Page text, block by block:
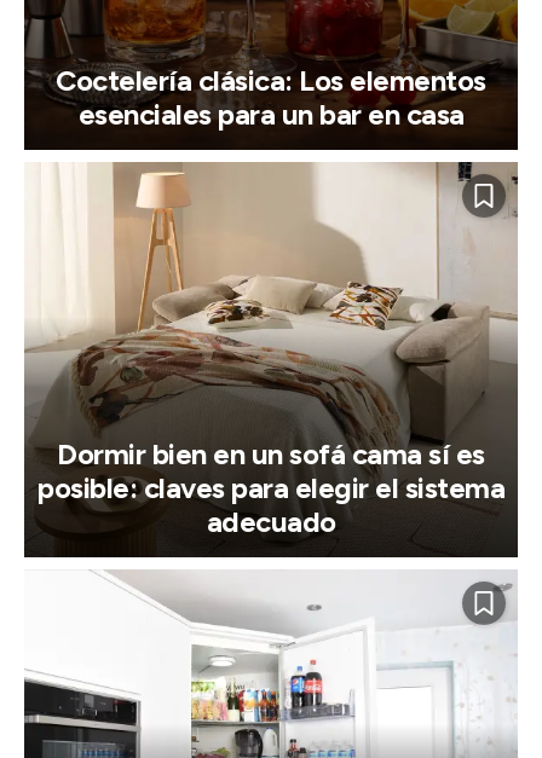
Coctelería clásica: Los elementos
esenciales para un bar en casa
Dormir bien en un sofá cama sí es
posible: claves para elegir el sistema
adecuado